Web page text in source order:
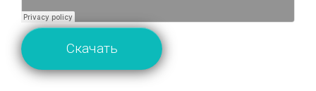
Скачать